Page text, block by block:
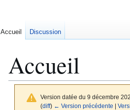
Accueil
Version datée du 9 décembre
(diff) ← Version précédente
Accueil Discussion